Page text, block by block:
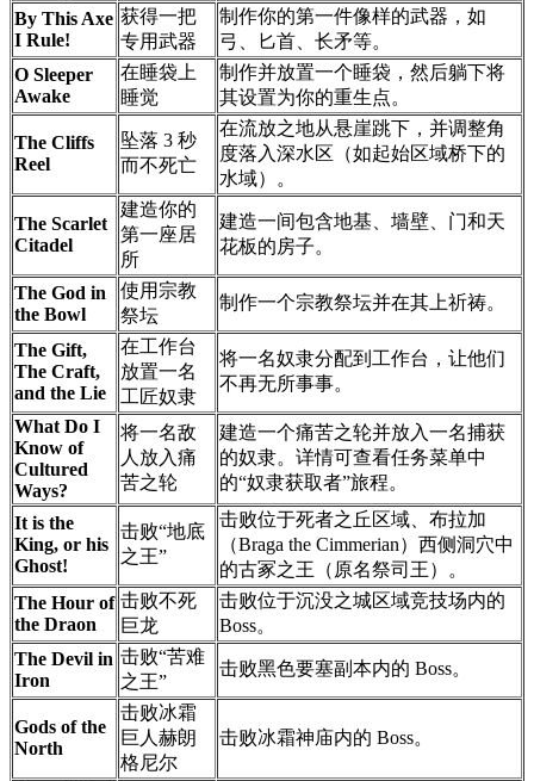
By This Axe
I Rule!
获得一把
专用武器
制作你的第一件像样的武器，如
弓、匕首、长矛等。
O Sleeper
Awake
在睡袋上
睡觉
制作并放置一个睡袋，然后躺下将
其设置为你的重生点。
The Cliffs
Reel
坠落 3 秒
而不死亡
在流放之地从悬崖跳下，并调整角
度落入深水区（如起始区域桥下的
水域）。
The Scarlet
Citadel
建造你的
第一座居
所
建造一间包含地基、墙壁、门和天
花板的房子。
The God in
the Bowl
使用宗教
祭坛
制作一个宗教祭坛并在其上祈祷。
The Gift,
The Craft,
and the Lie
在工作台
放置一名
工匠奴隶
将一名奴隶分配到工作台，让他们
不再无所事事。
What Do I
Know of
Cultured
Ways?
将一名敌
人放入痛
苦之轮
建造一个痛苦之轮并放入一名捕获
的奴隶。详情可查看任务菜单中
的“奴隶获取者”旅程。
It is the
King, or his
Ghost!
击败“地底
之王”
击败位于死者之丘区域、布拉加
（Braga the Cimmerian）西侧洞穴中
的古冢之王（原名祭司王）。
The Hour of
the Draon
击败不死
巨龙
击败位于沉没之城区域竞技场内的
Boss。
The Devil in
Iron
击败“苦难
之王”
击败黑色要塞副本内的 Boss。
Gods of the
North
击败冰霜
巨人赫朗
格尼尔
击败冰霜神庙内的 Boss。